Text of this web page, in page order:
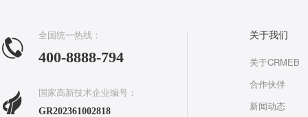
全国统一热线：
400-8888-794
国家高新技术企业编号：
GR202361002818
关于我们
关于CRMEB
合作伙伴
新闻动态